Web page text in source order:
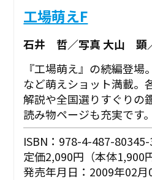
工場萌えF
石井 哲／写真 大山 顕
『工場萌え』の続編登
など萌えショット満載。
解説や全国選りすぐりの
読み物ページも充実です。
ISBN：978-4-487-80345-
定価2,090円（本体1,900
発売年月日：2009年02月